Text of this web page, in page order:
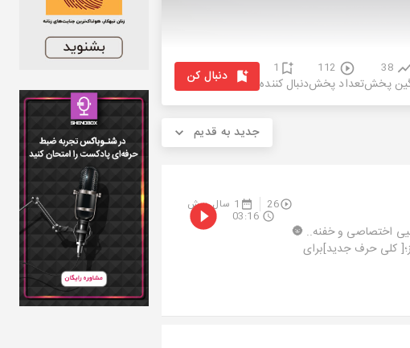
38
پخش
112
تعداد پخش
1
دنبال کننده دنبال کن
جدید به قدیم
26 1 سال پیش
اختصاصی و خفنه.. 🌚
کلی حرف جدید]برای
03:16